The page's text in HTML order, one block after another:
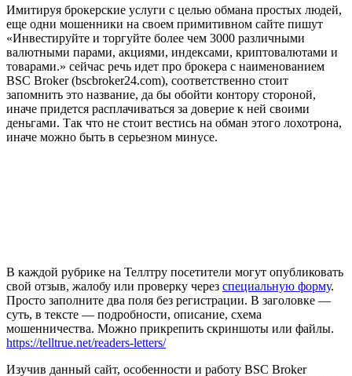
Имитируя брокерские услуги с целью обмана простых людей,
еще одни мошенники на своем примитивном сайте пишут
«Инвестируйте и торгуйте более чем 3000 различными
валютными парами, акциями, индексами, криптовалютами и
товарами.» сейчас речь идет про брокера с наименованием
BSC Broker (bscbroker24.com), соответственно стоит
запомнить это название, да бы обойти контору стороной,
иначе придется расплачиваться за доверие к ней своими
деньгами. Так что не стоит вестись на обман этого лохотрона,
иначе можно быть в серьезном минусе.
В каждой рубрике на Теллтру посетители могут опубликовать
свой отзыв, жалобу или проверку через специальную форму.
Просто заполните два поля без регистрации. В заголовке —
суть, в тексте — подробности, описание, схема
мошенничества. Можно прикрепить скриншоты или файлы.
https://telltrue.net/readers-letters/
Изучив данный сайт, особенности и работу BSC Broker